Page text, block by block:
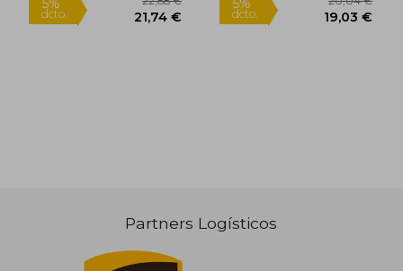
Partners Logísticos